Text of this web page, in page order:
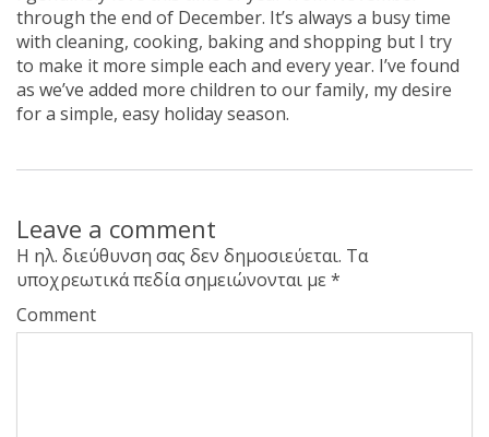
through the end of December. It’s always a busy time
with cleaning, cooking, baking and shopping but I try
to make it more simple each and every year. I’ve found
as we’ve added more children to our family, my desire
for a simple, easy holiday season.
Leave a comment
Η ηλ. διεύθυνση σας δεν δημοσιεύεται. Τα
υποχρεωτικά πεδία σημειώνονται με*
Comment